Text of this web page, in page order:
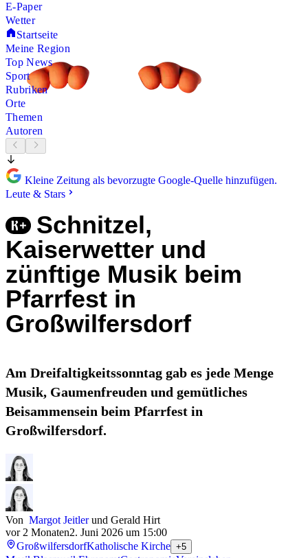
E-Paper
Wetter
Startseite
Meine Region
Top News
Sport
Rubriken
Orte
Themen
Autoren
Kleine Zeitung als bevorzugte Google-Quelle hinzufügen.
Leute & Stars
Schnitzel,
Kaiserwetter und
zünftige Musik beim
Pfarrfest in
Großwilfersdorf
Am Dreifaltigkeitssonntag gab es jede Menge
Musik, Gaumenfreuden und gemütliches
Beisammensein beim Pfarrfest in
Großwilfersdorf.
Von Margot Jeitlerund Gerald Hirt
vor 2 Monaten2. Juni 2026 um 15:00
GroßwilfersdorfKatholische Kirche +5